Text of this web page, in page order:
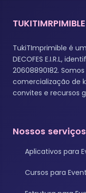
TUKITIMRPIMIBLE
TukiTImprimible é
DECOFES E.I.R.L,
20608890182.
comercialização de
convites e recursos
Nossos serviços
Aplicativos para
Cursos para